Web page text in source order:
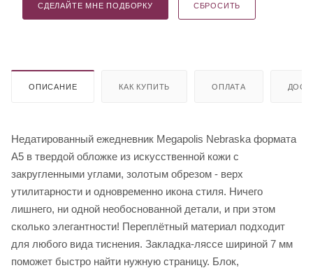
СДЕЛАЙТЕ МНЕ ПОДБОРКУ СБРОСИТЬ
ОПИСАНИЕ КАК КУПИТЬ ОПЛАТА
Недатированный ежедневник Megapolis Nebraska формата
А5 в твердой обложке из искусственной кожи с
закругленными углами, золотым обрезом - верх
утилитарности и одновременно икона стиля. Ничего
лишнего, ни одной необоснованной детали, и при этом
сколько элегантности! Переплётный материал подходит
для любого вида тиснения. Закладка-ляссе шириной 7 мм
поможет быстро найти нужную страницу. Блок,